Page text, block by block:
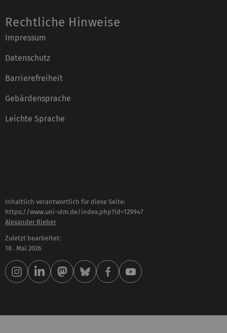
Rechtliche Hinweise
Impressum
Datenschutz
Barrierefreiheit
Gebärdensprache
Leichte Sprache
Inhaltlich verantwortlich für diese Seite:
https://www.uni-ulm.de/index.php?id=129947
Alexander Rieber
Zuletzt bearbeitet:
18 . Mai 2026